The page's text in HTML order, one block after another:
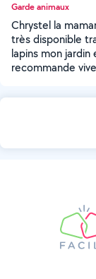
Garde animaux
Chrystel la
très disponible
lapins mon
recommande